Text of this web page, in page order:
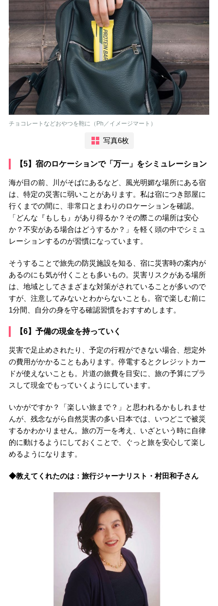
チョコレートなどおやつを鞄に（Ph／イメージマート）
写真6枚
【5】宿のロケーションで「万一」をシミュレーション
海が目の前、川がそばにあるなど、風光明媚な場所にある宿
は、特定の災害に弱いことがあります。私は宿につき部屋に
行くまでの間に、非常口とまわりのロケーションを確認。
「どんな『もしも』があり得るか？その際この場所は安心
か？不安がある場合はどうするか？」を軽く頭の中でシミュ
レーションするのが習慣になっています。
そうすることで旅先の防災施設を知る、宿に災害時の案内が
あるのにも気が付くことも多いもの。災害リスクがある場所
は、地域としてさまざまな対策がされていることが多いので
すが、注意してみないとわからないことも。宿で楽しむ前に
1分間、自分の身を守る確認習慣をおすすめします。
【6】予備の現金を持っていく
災害で足止めされたり、予定の行程ができない場合、想定外
の費用がかかることもあります。停電するとクレジットカー
ドが使えないことも。片道の旅費を目安に、旅の予算にプラ
スして現金でもっていくようにしています。
いかがですか？「楽しい旅まで？」と思われるかもしれませ
んが、残念ながら自然災害の多い日本では、いつどこで被災
するかわかりません。旅の万一を考え、いざという時に自律
的に動けるようにしておくことで、ぐっと旅を安心して楽し
めるようになります。
◆教えてくれたのは：旅行ジャーナリスト・村田和子さん